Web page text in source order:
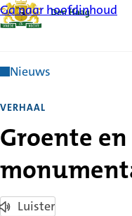
Ga naar hoofdinhoud
Nieuws
VERHAAL
Groente
Luister